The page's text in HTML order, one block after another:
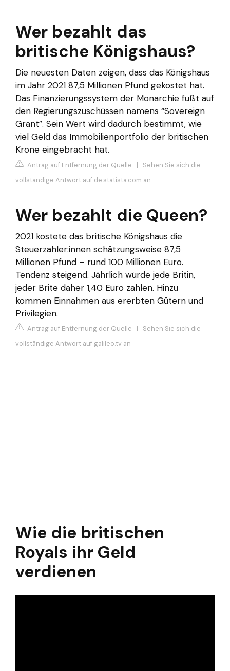
Wer bezahlt das
britische Königshaus?
Die neuesten Daten zeigen, dass das Königshaus
im Jahr 2021 87,5 Millionen Pfund gekostet hat.
Das Finanzierungssystem der Monarchie fußt auf
den Regierungszuschüssen namens “Sovereign
Grant”. Sein Wert wird dadurch bestimmt, wie
viel Geld das Immobilienportfolio der britischen
Krone eingebracht hat.
Antrag auf Entfernung der Quelle | Sehen Sie sich die
vollständige Antwort auf de.statista.com an
Wer bezahlt die Queen?
2021 kostete das britische Königshaus die
Steuerzahler:innen schätzungsweise 87,5
Millionen Pfund – rund 100 Millionen Euro.
Tendenz steigend. Jährlich würde jede Britin,
jeder Brite daher 1,40 Euro zahlen. Hinzu
kommen Einnahmen aus ererbten Gütern und
Privilegien.
Antrag auf Entfernung der Quelle | Sehen Sie sich die
vollständige Antwort auf galileo.tv an
Wie die britischen
Royals ihr Geld
verdienen